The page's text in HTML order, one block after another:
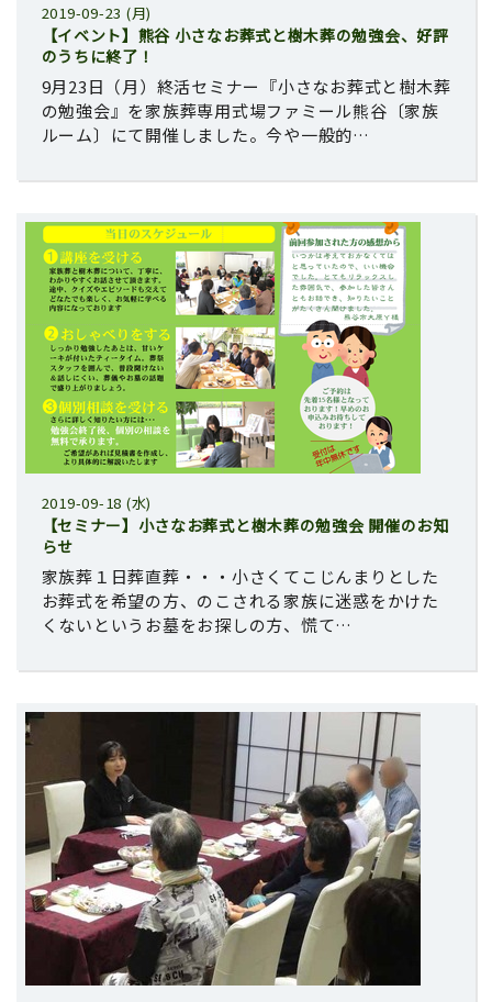
2019-09-23 (月)
【イベント】熊谷 小さなお葬式と樹木葬の勉強会、好評
のうちに終了！
9月23日（月）終活セミナー『小さなお葬式と樹木葬
の勉強会』を家族葬専用式場ファミール熊谷〔家族
ルーム〕にて開催しました。今や一般的…
2019-09-18 (水)
【セミナー】小さなお葬式と樹木葬の勉強会 開催のお知
らせ
家族葬１日葬直葬・・・小さくてこじんまりとした
お葬式を希望の方、のこされる家族に迷惑をかけた
くないというお墓をお探しの方、慌て…